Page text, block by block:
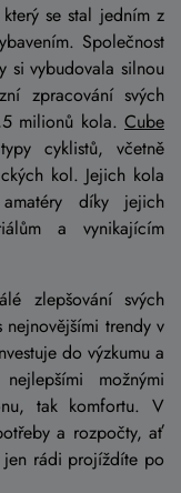
se stal jedním z
Společnost
si vybudovala silnou
zpracování svých
milionů kola. Cube
cyklistů, včetně
kol. Jejich kola
díky jejich
a vynikajícím
zlepšování svých
trendy v
do výzkumu a
možnými
tak komfortu. V
a rozpočty, ať
jen rádi projíždíte po